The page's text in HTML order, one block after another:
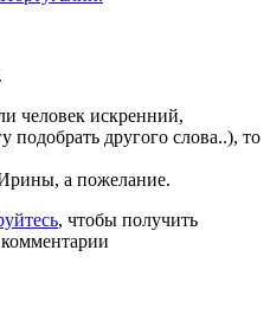
человек искренний,
другого слова..), то
а пожелание.
, чтобы получить